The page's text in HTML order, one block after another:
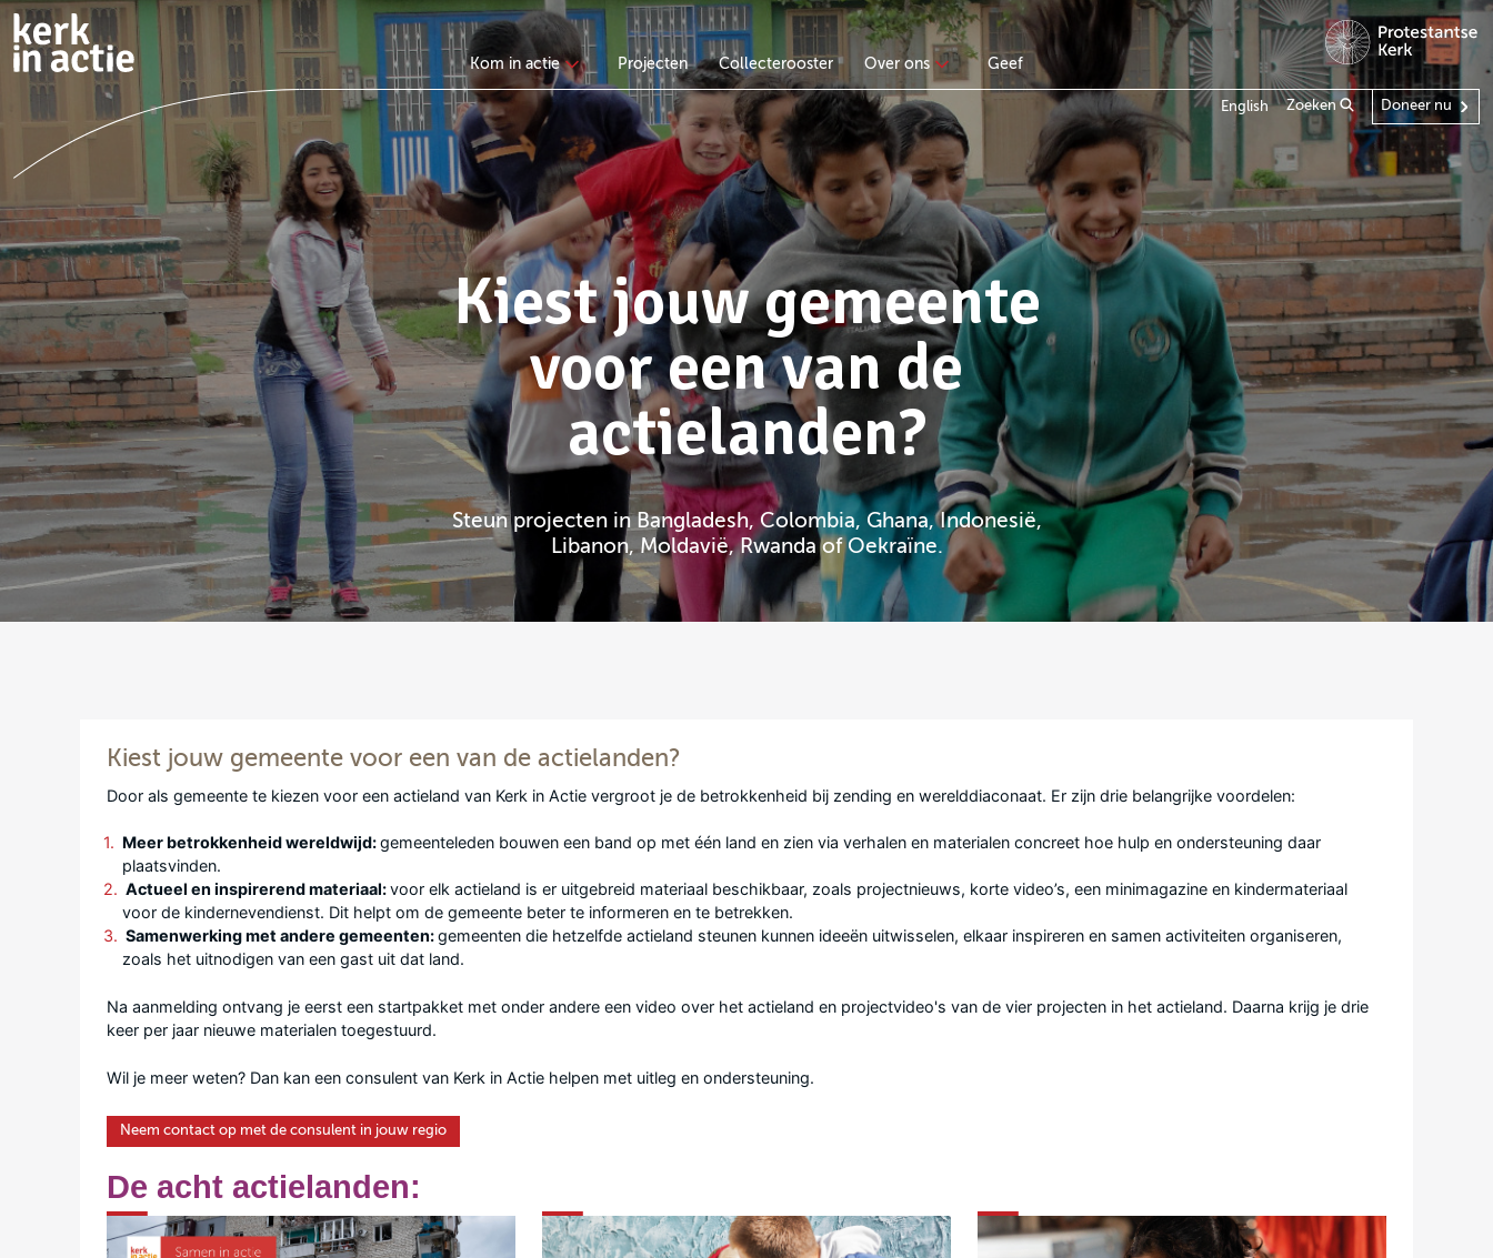
Doorgaan
naar
hoofdinhoud
Kom in actie Projecten Collecterooster Over ons Geef
English Zoeken Doneer nu
Kiest jouw gemeente
voor een van de
actielanden?
Steun projecten in Bangladesh, Colombia, Ghana, Indonesië,
Libanon, Moldavië, Rwanda of Oekraïne.
Kiest jouw gemeente voor een van de actielanden?
Door als gemeente te kiezen voor een actieland van Kerk in Actie vergroot je de betrokkenheid bij zending en werelddiaconaat. Er zijn drie belangrijke voordelen:
Meer betrokkenheid wereldwijd:gemeenteleden bouwen een band op met één land en zien via verhalen en materialen concreet hoe hulp en ondersteuning daar
plaatsvinden.
Actueel en inspirerend materiaal:voor elk actieland is er uitgebreid materiaal beschikbaar, zoals projectnieuws, korte video’s, een minimagazine en kindermateriaal
voor de kindernevendienst. Dit helpt om de gemeente beter te informeren en te betrekken.
Samenwerking met andere gemeenten:gemeenten die hetzelfde actieland steunen kunnen ideeën uitwisselen, elkaar inspireren en samen activiteiten organiseren,
zoals het uitnodigen van een gast uit dat land.
Na aanmelding ontvang je eerst een startpakket met onder andere een video over het actieland en projectvideo's van de vier projecten in het actieland. Daarna krijg je drie
keer per jaar nieuwe materialen toegestuurd.
Wil je meer weten? Dan kan een consulent van Kerk in Actie helpen met uitleg en ondersteuning.
Neem contact op met de consulent in jouw regio
De acht actielanden: